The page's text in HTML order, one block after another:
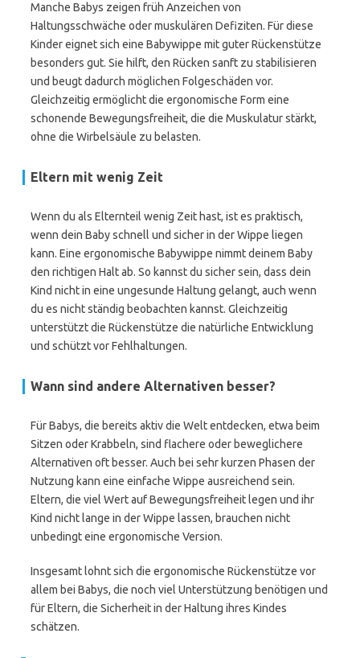
Manche Babys zeigen früh Anzeichen von
Haltungsschwäche oder muskulären Defiziten. Für diese
Kinder eignet sich eine Babywippe mit guter Rückenstütze
besonders gut. Sie hilft, den Rücken sanft zu stabilisieren
und beugt dadurch möglichen Folgeschäden vor.
Gleichzeitig ermöglicht die ergonomische Form eine
schonende Bewegungsfreiheit, die die Muskulatur stärkt,
ohne die Wirbelsäule zu belasten.
Eltern mit wenig Zeit
Wenn du als Elternteil wenig Zeit hast, ist es praktisch,
wenn dein Baby schnell und sicher in der Wippe liegen
kann. Eine ergonomische Babywippe nimmt deinem Baby
den richtigen Halt ab. So kannst du sicher sein, dass dein
Kind nicht in eine ungesunde Haltung gelangt, auch wenn
du es nicht ständig beobachten kannst. Gleichzeitig
unterstützt die Rückenstütze die natürliche Entwicklung
und schützt vor Fehlhaltungen.
Wann sind andere Alternativen besser?
Für Babys, die bereits aktiv die Welt entdecken, etwa beim
Sitzen oder Krabbeln, sind flachere oder beweglichere
Alternativen oft besser. Auch bei sehr kurzen Phasen der
Nutzung kann eine einfache Wippe ausreichend sein.
Eltern, die viel Wert auf Bewegungsfreiheit legen und ihr
Kind nicht lange in der Wippe lassen, brauchen nicht
unbedingt eine ergonomische Version.
Insgesamt lohnt sich die ergonomische Rückenstütze vor
allem bei Babys, die noch viel Unterstützung benötigen und
für Eltern, die Sicherheit in der Haltung ihres Kindes
schätzen.